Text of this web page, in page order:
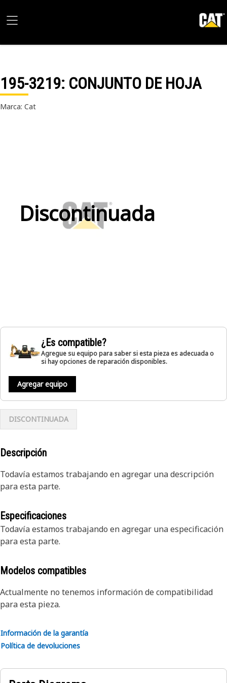
195-3219: CONJUNTO DE HOJA
Marca: Cat
Discontinuada
¿Es compatible?
Agregue su equipo para saber si esta pieza es adecuada o
si hay opciones de reparación disponibles.
Agregar equipo
DISCONTINUADA
Descripción
Todavía estamos trabajando en agregar una descripción
para esta parte.
Especificaciones
Todavía estamos trabajando en agregar una especificación
para esta parte.
Modelos compatibles
Actualmente no tenemos información de compatibilidad
para esta pieza.
Información de la garantía
Política de devoluciones